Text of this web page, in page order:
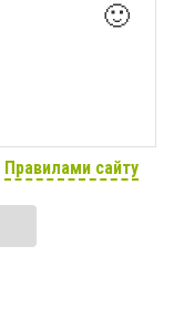
🙂
Правилами сайту